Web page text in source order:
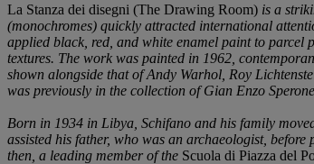
La Stanza dei disegni (The Drawing Room) is a
(monochromes) quickly attracted international
applied black, red, and white enamel paint to
textures. The work was painted in 1962,
shown alongside that of Andy Warhol, Roy
was previously in the collection of Gian Enzo
Born in 1934 in Libya, Schifano and his family
assisted his father, who was an archaeologist,
then, a leading member of the Scuola di Piazza del